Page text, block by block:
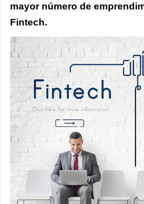
mayor número de
Fintech.